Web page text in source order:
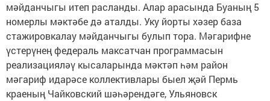
мәйданчыгы итеп расланды. Алар арасында Буаның 5
номерлы мәктәбе дә аталды. Уку йорты хәзер база
стажировкалау мәйданчыгы булып тора. Мәгарифне
үстерүнең федераль максатчан программасын
реализацияләү кысаларында мәктәп һәм район
мәгариф идарәсе коллективлары быел җәй Пермь
краеның Чайковский шәһәрендәге, Ульяновск